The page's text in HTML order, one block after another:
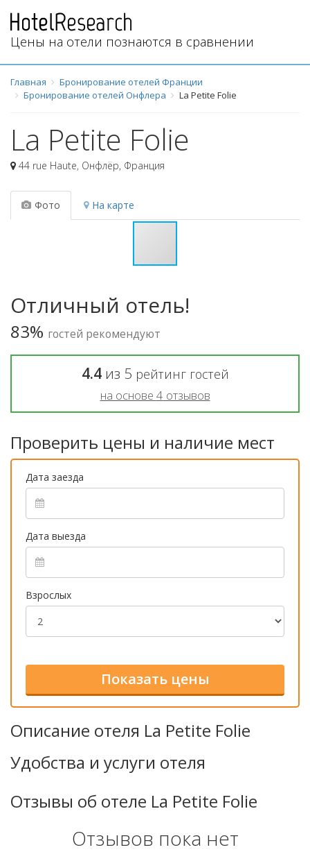
Цены на отели познаются в сравнении
Главная
Бронирование отелей Франции
Бронирование отелей Онфлера
La Petite Folie
La Petite Folie
44 rue Haute, Онфлёр, Франция
Фото На карте
Отличный отель!
83% гостей рекомендуют
4.4из 5 рейтинг гостей
на основе 4 отзывов
Проверить цены и наличие мест
Дата заезда
Дата выезда
Взрослых
Описание отеля La Petite Folie
Удобства и услуги отеля
Отзывы об отеле La Petite Folie
Отзывов пока нет